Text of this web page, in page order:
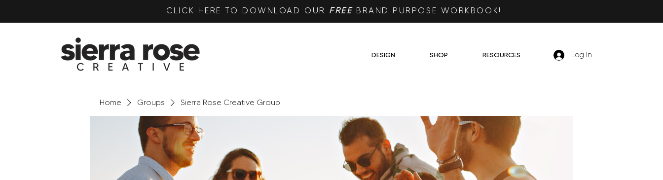
CLICK HERE TO DOWNLOAD OUR FREEBRAND PURPOSE WORKBOOK!
DESIGN SHOP RESOURCES Log In
Home Groups Sierra Rose Creative Group